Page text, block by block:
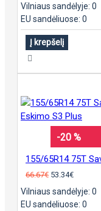
Vilniaus sandėlyje: 0
EU sandėliuose: 0
Į krepšelį
-20 %
66.67€ 53.34€
Vilniaus sandėlyje: 0
EU sandėliuose: 0